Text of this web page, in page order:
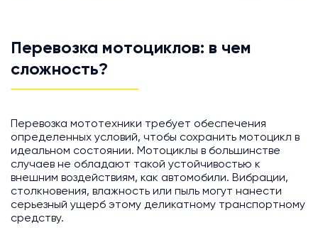
Перевозка мотоциклов: в чем
сложность?
Перевозка мототехники требует обеспечения
определенных условий, чтобы сохранить мотоцикл в
идеальном состоянии. Мотоциклы в большинстве
случаев не обладают такой устойчивостью к
внешним воздействиям, как автомобили. Вибрации,
столкновения, влажность или пыль могут нанести
серьезный ущерб этому деликатному транспортному
средству.